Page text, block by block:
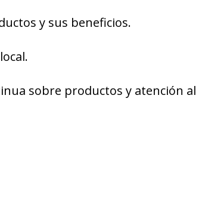
y sus beneficios.
sobre productos y atención al